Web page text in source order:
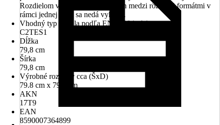
Rozdielom v šaržiach a rozmeroch medzi rôznymi formátmi v
rámci jednej série sa nedá vyhnúť.
Vhodný typ lepidla podľa EN 12004+A1
C2TES1
Dĺžka
79,8 cm
Šírka
79,8 cm
Výrobné rozmery cca (ŠxD)
79.8 cm x 79.8 cm
AKN
17T9
EAN
8590007364899